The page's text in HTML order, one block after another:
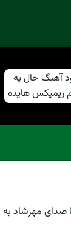
صدای مهرشاد به